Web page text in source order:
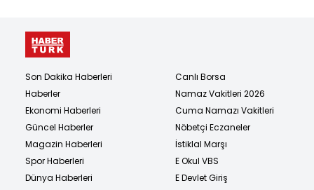
Son Dakika Haberleri
Haberler
Ekonomi Haberleri
Güncel Haberler
Magazin Haberleri
Spor Haberleri
Dünya Haberleri
Canlı Borsa
Namaz Vakitleri 2026
Cuma Namazı Vakitleri
Nöbetçi Eczaneler
İstiklal Marşı
E Okul VBS
E Devlet Giriş